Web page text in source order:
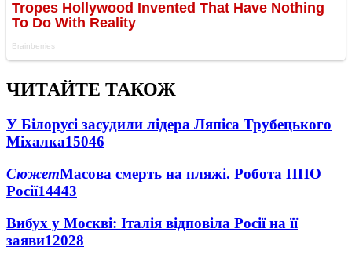
ЧИТАЙТЕ ТАКОЖ
У Білорусі засудили лідера Ляпіса Трубецького
Міхалка15046
СюжетМасова смерть на пляжі. Робота ППО
Росії14443
Вибух у Москві: Італія відповіла Росії на її
заяви12028